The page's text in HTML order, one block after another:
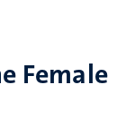
Female